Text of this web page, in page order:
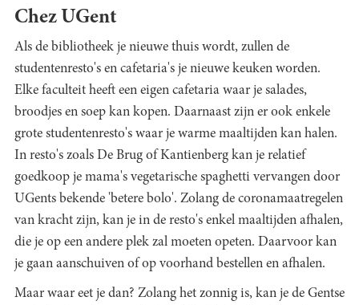
Chez UGent
Als de bibliotheek je nieuwe thuis wordt, zullen de
studentenresto's en cafetaria's je nieuwe keuken worden.
Elke faculteit heeft een eigen cafetaria waar je salades,
broodjes en soep kan kopen. Daarnaast zijn er ook enkele
grote studentenresto's waar je warme maaltijden kan halen.
In resto's zoals De Brug of Kantienberg kan je relatief
goedkoop je mama's vegetarische spaghetti vervangen door
UGents bekende 'betere bolo'. Zolang de coronamaatregelen
van kracht zijn, kan je in de resto's enkel maaltijden afhalen,
die je op een andere plek zal moeten opeten. Daarvoor kan
je gaan aanschuiven of op voorhand bestellen en afhalen.
Maar waar eet je dan? Zolang het zonnig is, kan je de Gentse